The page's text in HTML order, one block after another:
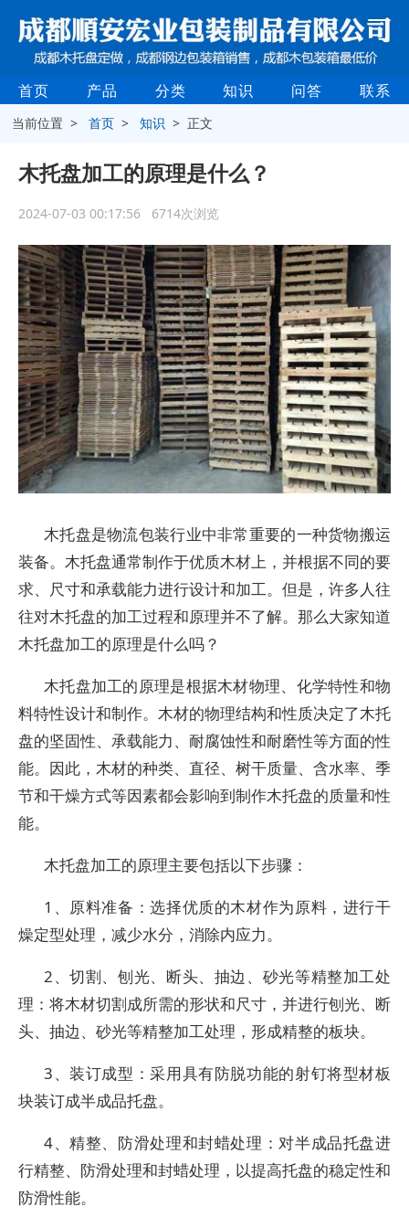
首页 产品 分类 知识 问答 联系
当前位置 >首页 >知识 > 正文
木托盘加工的原理是什么？
2024-07-03 00:17:56 6714次浏览
木托盘是物流包装行业中非常重要的一种货物搬运
装备。木托盘通常制作于优质木材上，并根据不同的要
求、尺寸和承载能力进行设计和加工。但是，许多人往
往对木托盘的加工过程和原理并不了解。那么大家知道
木托盘加工的原理是什么吗？
木托盘加工的原理是根据木材物理、化学特性和物
料特性设计和制作。木材的物理结构和性质决定了木托
盘的坚固性、承载能力、耐腐蚀性和耐磨性等方面的性
能。因此，木材的种类、直径、树干质量、含水率、季
节和干燥方式等因素都会影响到制作木托盘的质量和性
能。
木托盘加工的原理主要包括以下步骤：
1、原料准备：选择优质的木材作为原料，进行干
燥定型处理，减少水分，消除内应力。
2、切割、刨光、断头、抽边、砂光等精整加工处
理：将木材切割成所需的形状和尺寸，并进行刨光、断
头、抽边、砂光等精整加工处理，形成精整的板块。
3、装订成型：采用具有防脱功能的射钉将型材板
块装订成半成品托盘。
4、精整、防滑处理和封蜡处理：对半成品托盘进
行精整、防滑处理和封蜡处理，以提高托盘的稳定性和
防滑性能。